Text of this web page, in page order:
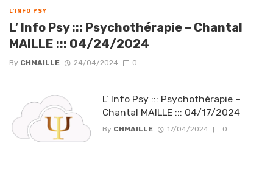
L'INFO PSY
L’ Info Psy ::: Psychothérapie – Chantal
MAILLE ::: 04/24/2024
By CHMAILLE 24/04/2024 0
L’ Info Psy ::: Psychothérapie –
Chantal MAILLE ::: 04/17/2024
By CHMAILLE 17/04/2024 0